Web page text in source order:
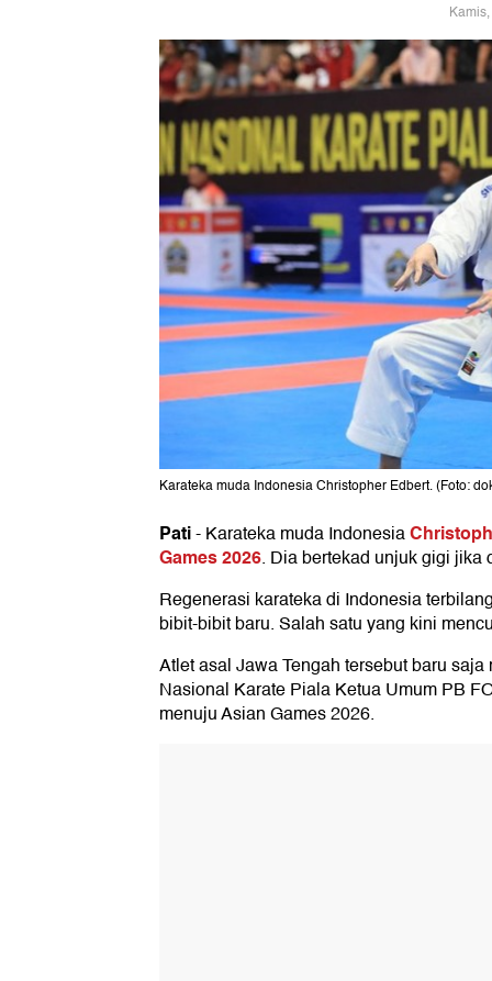
Karateka muda Indonesia Christopher Edbert. (Foto:
Pati-Karateka muda Indonesia
Games 2026. Dia bertekad unjuk gigi jika
Regenerasi karateka di Indonesia
bibit-bibit baru. Salah satu yang kini
Atlet asal Jawa Tengah tersebut baru
Nasional Karate Piala Ketua Umum PB
menuju Asian Games 2026.